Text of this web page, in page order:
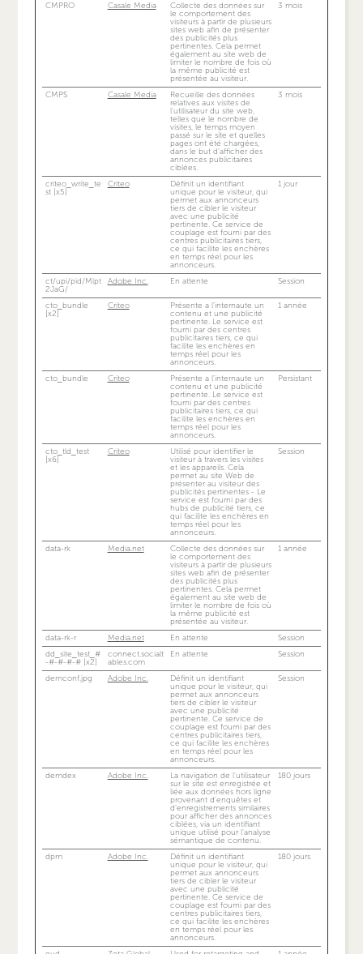
CMPRO Casale Media
Collecte des données sur
le comportement des
visiteurs à partir de plusieurs
sites web afin de présenter
des publicités plus
pertinentes. Cela permet
également au site web de
limiter le nombre de fois où
la même publicité est
présentée au visiteur.
3 mois
CMPS Casale Media
Recueille des données
relatives aux visites de
l'utilisateur du site web,
telles que le nombre de
visites, le temps moyen
passé sur le site et quelles
pages ont été chargées,
dans le but d'afficher des
annonces publicitaires
ciblées.
3 mois
criteo_write_te
st [x5]
Criteo
Définit un identifiant
unique pour le visiteur, qui
permet aux annonceurs
tiers de cibler le visiteur
avec une publicité
pertinente. Ce service de
couplage est fourni par des
centres publicitaires tiers,
ce qui facilite les enchères
en temps réel pour les
annonceurs.
1 jour
ct/upi/pid/Mlpt
2JaG/
Adobe Inc. En attente Session
cto_bundle
[x2]
Criteo
Présente a l'internaute un
contenu et une publicité
pertinente. Le service est
fourni par des centres
publicitaires tiers, ce qui
facilite les enchères en
temps réel pour les
annonceurs.
1 année
cto_bundle Criteo
Présente a l'internaute un
contenu et une publicité
pertinente. Le service est
fourni par des centres
publicitaires tiers, ce qui
facilite les enchères en
temps réel pour les
annonceurs.
Persistant
cto_tld_test
[x6]
Criteo
Utilisé pour identifier le
visiteur à travers les visites
et les appareils. Cela
permet au site Web de
présenter au visiteur des
publicités pertinentes - Le
service est fourni par des
hubs de publicité tiers, ce
qui facilite les enchères en
temps réel pour les
annonceurs.
Session
data-rk Media.net
Collecte des données sur
le comportement des
visiteurs à partir de plusieurs
sites web afin de présenter
des publicités plus
pertinentes. Cela permet
également au site web de
limiter le nombre de fois où
la même publicité est
présentée au visiteur.
1 année
data-rk-r Media.net En attente
Session
dd_site_test_#
-#-#-#-# [x2]
connect.socialt
ables.com
En attente Session
demconf.jpg Adobe Inc.
Définit un identifiant
unique pour le visiteur, qui
permet aux annonceurs
tiers de cibler le visiteur
avec une publicité
pertinente. Ce service de
couplage est fourni par des
centres publicitaires tiers,
ce qui facilite les enchères
en temps réel pour les
annonceurs.
Session
demdex Adobe Inc.
La navigation de l'utilisateur
sur le site est enregistrée et
liée aux données hors ligne
provenant d'enquêtes et
d’enregistrements similaires
pour afficher des annonces
ciblées, via un identifiant
unique utilisé pour l'analyse
sémantique de contenu.
180 jours
dpm Adobe Inc.
Définit un identifiant
unique pour le visiteur, qui
permet aux annonceurs
tiers de cibler le visiteur
avec une publicité
pertinente. Ce service de
couplage est fourni par des
centres publicitaires tiers,
ce qui facilite les enchères
en temps réel pour les
annonceurs.
180 jours